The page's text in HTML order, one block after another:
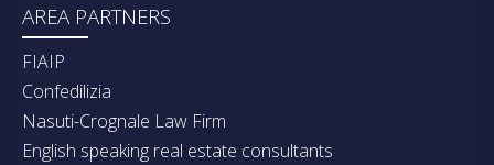
AREA PARTNERS
FIAIP
Confedilizia
Nasuti-Crognale Law Firm
English speaking real estate consultants